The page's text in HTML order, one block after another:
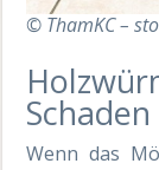
© ThamKC –
Wenn das